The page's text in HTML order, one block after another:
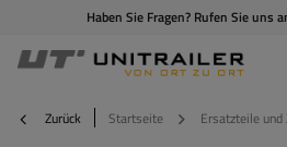
Haben Sie Fragen? Rufen Sie uns
Zurück Startseite Ersatzteile und